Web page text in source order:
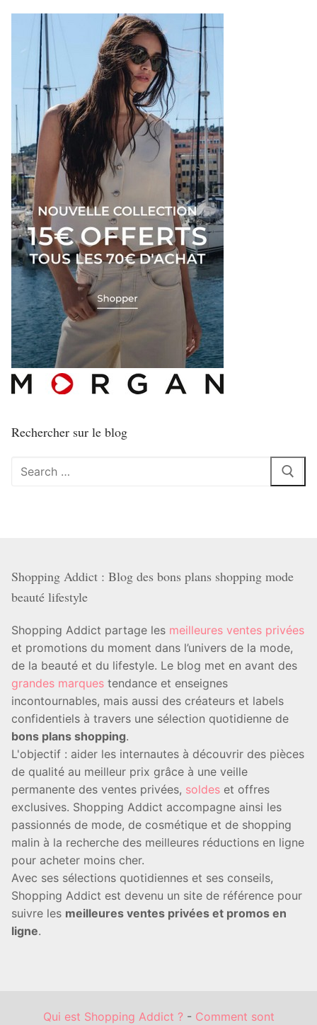
Rechercher sur le blog
Rechercher
Shopping Addict : Blog des bons plans shopping mode
beauté lifestyle
Shopping Addict partage les meilleures ventes privées
et promotions du moment dans l’univers de la mode,
de la beauté et du lifestyle. Le blog met en avant des
grandes marques tendance et enseignes
incontournables, mais aussi des créateurs et labels
confidentiels à travers une sélection quotidienne de
bons plans shopping.
L'objectif : aider les internautes à découvrir des pièces
de qualité au meilleur prix grâce à une veille
permanente des ventes privées, soldes et offres
exclusives. Shopping Addict accompagne ainsi les
passionnés de mode, de cosmétique et de shopping
malin à la recherche des meilleures réductions en ligne
pour acheter moins cher.
Avec ses sélections quotidiennes et ses conseils,
Shopping Addict est devenu un site de référence pour
suivre les meilleures ventes privées et promos en
ligne.
Qui est Shopping Addict ?- Comment sont